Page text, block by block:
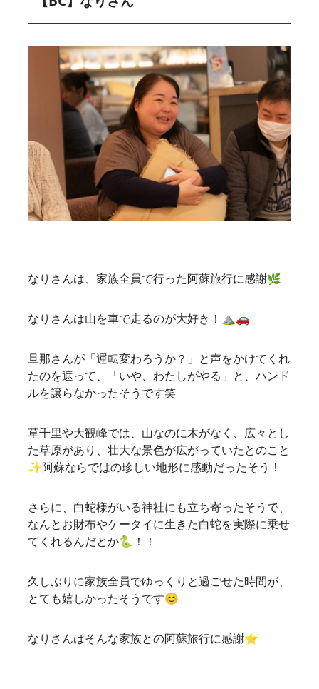
なりさんは、家族全員で行った阿蘇旅行に感謝🌿
なりさんは山を車で走るのが大好き！⛰️🚗
旦那さんが「運転変わろうか？」と声をかけてくれ
たのを遮って、「いや、わたしがやる」と、ハンド
ルを譲らなかったそうです笑
草千里や大観峰では、山なのに木がなく、広々とし
た草原があり、壮大な景色が広がっていたとのこと
✨阿蘇ならではの珍しい地形に感動だったそう！
さらに、白蛇様がいる神社にも立ち寄ったそうで、
なんとお財布やケータイに生きた白蛇を実際に乗せ
てくれるんだとか🐍！！
久しぶりに家族全員でゆっくりと過ごせた時間が、
とても嬉しかったそうです😊
なりさんはそんな家族との阿蘇旅行に感謝⭐️